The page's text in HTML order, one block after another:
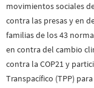
movimientos sociales
contra las presas y en
familias de los 43
en contra del cambio
contra la COP21 y
Transpacífico (TPP)